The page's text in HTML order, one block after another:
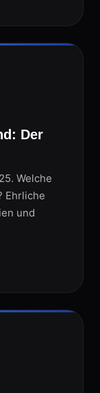
Der
Welche
Ehrliche
und